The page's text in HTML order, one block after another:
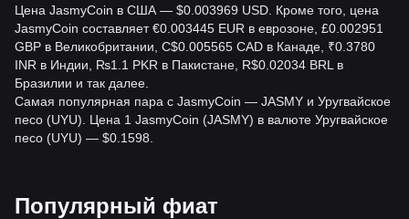
Цена JasmyCoin в США — $0.003969 USD. Кроме того, цена
JasmyCoin составляет €0.003445 EUR в еврозоне, £0.002951
GBP в Великобритании, C$0.005565 CAD в Канаде, ₹0.3780
INR в Индии, ₨1.1 PKR в Пакистане, R$0.02034 BRL в
Бразилии и так далее.
Самая популярная пара с JasmyCoin — JASMY и Уругвайское
песо (UYU). Цена 1 JasmyCoin (JASMY) в валюте Уругвайское
песо (UYU) — $0.1598.
Популярный фиат